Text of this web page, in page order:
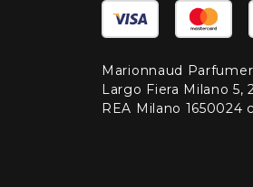
Marionnaud
Largo Fiera Milano 5,
REA Milano 1650024